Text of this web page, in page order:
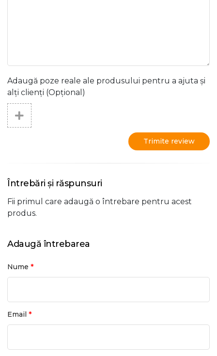
Adaugă poze reale ale produsului pentru a ajuta și
alți clienți (Opțional)
Trimite review
Întrebări și răspunsuri
Fii primul care adaugă o întrebare pentru acest
produs.
Adaugă întrebarea
Nume *
Email *